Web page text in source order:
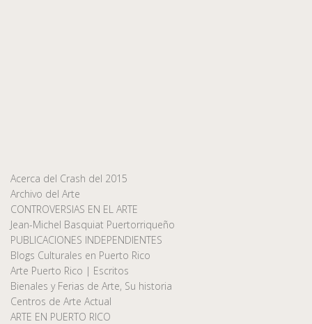
Acerca del Crash del 2015
Archivo del Arte
CONTROVERSIAS EN EL ARTE
Jean-Michel Basquiat Puertorriqueño
PUBLICACIONES INDEPENDIENTES
Blogs Culturales en Puerto Rico
Arte Puerto Rico | Escritos
Bienales y Ferias de Arte, Su historia
Centros de Arte Actual
ARTE EN PUERTO RICO